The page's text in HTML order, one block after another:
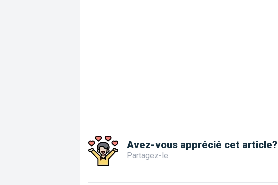
Avez-vous apprécié cet article?
Partagez-le